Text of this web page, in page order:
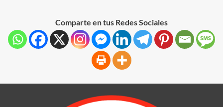
Comparte en tus Redes Sociales